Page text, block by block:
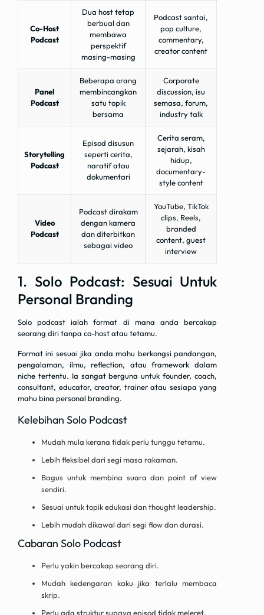
Co-Host
Podcast
Dua host tetap
berbual dan
membawa
perspektif
masing-masing
Podcast santai,
pop culture,
commentary,
creator content
Panel
Podcast
Beberapa orang
membincangkan
satu topik
bersama
Corporate
discussion, isu
semasa, forum,
industry talk
Storytelling
Podcast
Episod disusun
seperti cerita,
naratif atau
dokumentari
Cerita seram,
sejarah, kisah
hidup,
documentary-
style content
Video
Podcast
Podcast dirakam
dengan kamera
dan diterbitkan
sebagai video
YouTube, TikTok
clips, Reels,
branded
content, guest
interview
1. Solo Podcast: Sesuai Untuk
Personal Branding
Solo podcast ialah format di mana anda bercakap
seorang diri tanpa co-host atau tetamu.
Format ini sesuai jika anda mahu berkongsi pandangan,
pengalaman, ilmu, reflection, atau framework dalam
niche tertentu. Ia sangat berguna untuk founder, coach,
consultant, educator, creator, trainer atau sesiapa yang
mahu bina personal branding.
Kelebihan Solo Podcast
Mudah mula kerana tidak perlu tunggu tetamu.
Lebih fleksibel dari segi masa rakaman.
Bagus untuk membina suara dan point of view
sendiri.
Sesuai untuk topik edukasi dan thought leadership.
Lebih mudah dikawal dari segi flow dan durasi.
Cabaran Solo Podcast
Perlu yakin bercakap seorang diri.
Mudah kedengaran kaku jika terlalu membaca
skrip.
Perlu ada struktur supaya episod tidak meleret.